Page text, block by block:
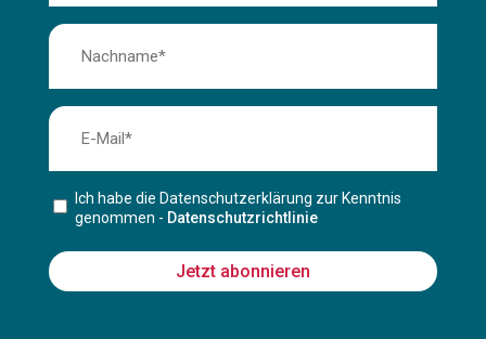
Ich habe die Datenschutzerklärung zur Kenntnis
genommen - Datenschutzrichtlinie
Jetzt abonnieren